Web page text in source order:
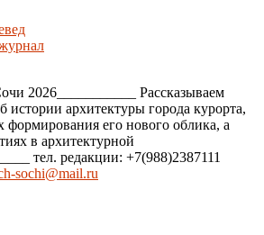
2026___________ Рассказываем
истории архитектуры города курорта,
формирования его нового облика, а
в архитектурной
тел. редакции: +7(988)2387111
sochi@mail.ru